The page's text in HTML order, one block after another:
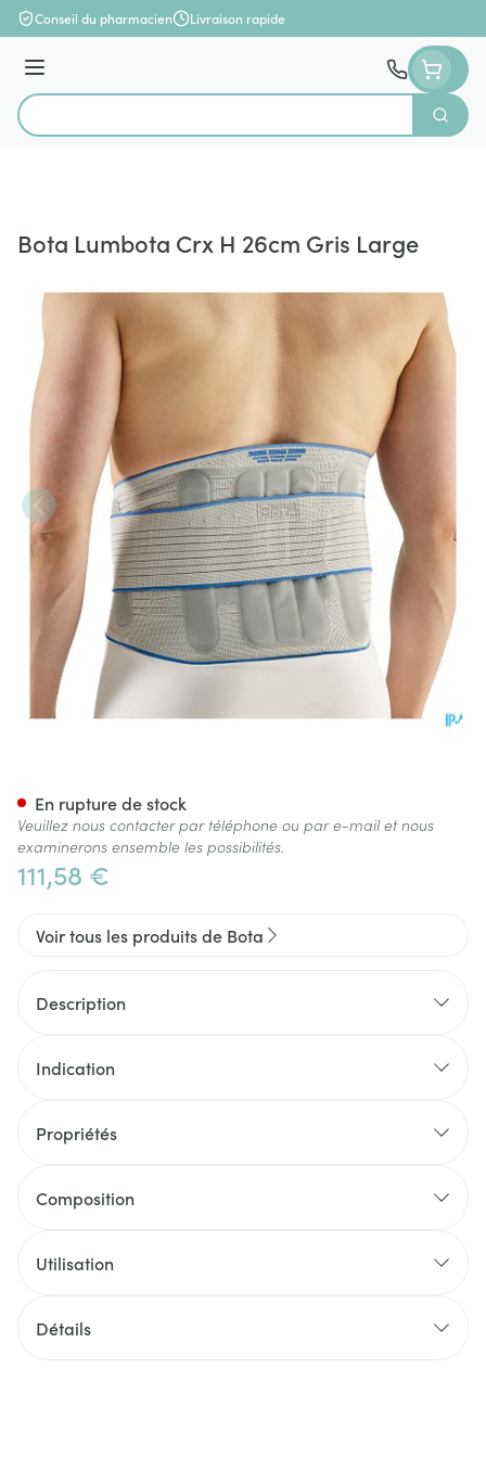
Aller au contenu
Conseil du pharmacien Livraison rapide
Menu
Rechercher
Bota Lumbota Crx H 26cm Gris Large
111,58 €
En rupture de stock
Veuillez nous contacter par téléphone ou par e-mail et nous
examinerons ensemble les possibilités.
Voir tous les produits de Bota
Description
Indication
Propriétés
Composition
Utilisation
Détails